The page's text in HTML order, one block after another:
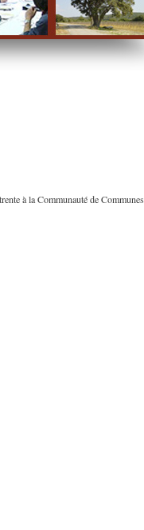
à la Communauté de